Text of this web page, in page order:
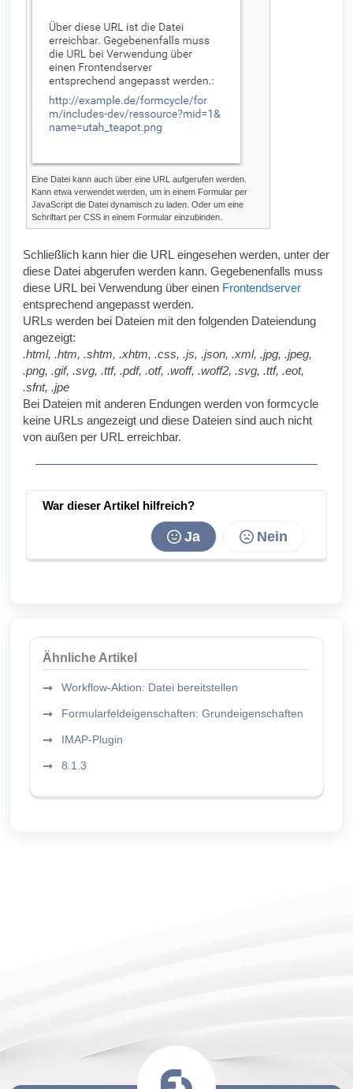
Eine Datei kann auch über eine URL aufgerufen werden.
Kann etwa verwendet werden, um in einem Formular per
JavaScript die Datei dynamisch zu laden. Oder um eine
Schriftart per CSS in einem Formular einzubinden.
Schließlich kann hier die URL eingesehen werden, unter der
diese Datei abgerufen werden kann. Gegebenenfalls muss
diese URL bei Verwendung über einen Frontendserver
entsprechend angepasst werden.
URLs werden bei Dateien mit den folgenden Dateiendung
angezeigt:
.html, .htm, .shtm, .xhtm, .css, .js, .json, .xml, .jpg, .jpeg,
.png, .gif, .svg, .ttf, .pdf, .otf, .woff, .woff2, .svg, .ttf, .eot,
.sfnt, .jpe
Bei Dateien mit anderen Endungen werden von formcycle
keine URLs angezeigt und diese Dateien sind auch nicht
von außen per URL erreichbar.
War dieser Artikel hilfreich?
Nein
Ja
Ähnliche Artikel
Workflow-Aktion: Datei bereitstellen
Formularfeldeigenschaften: Grundeigenschaften
IMAP-Plugin
8.1.3